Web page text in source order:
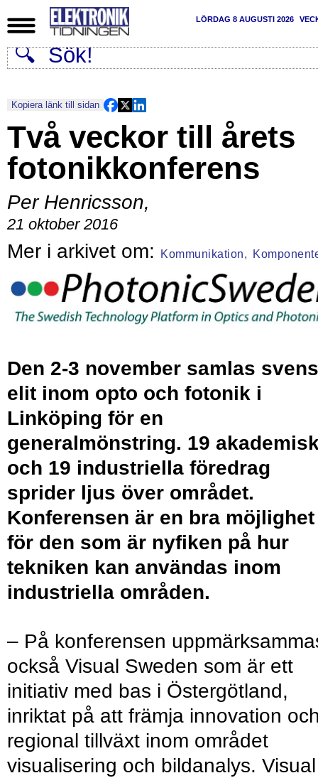
LÖRDAG 8 AUGUSTI 2026
Kopiera länk till sidan
Två veckor till årets
fotonikkonferens
Per Henricsson,
21 oktober 2016
Kommunikation,
Den 2-3 november samlas
elit inom opto och fotonik i
Linköping för en
generalmönstring. 19
och 19 industriella föredrag
sprider ljus över området.
Konferensen är en bra möjlighet
för den som är nyfiken på hur
tekniken kan användas inom
industriella områden.
– På konferensen
också Visual Sweden som är ett
initiativ med bas i Östergötland,
inriktat på att främja innovation
regional tillväxt inom området
visualisering och bildanalys. Visual